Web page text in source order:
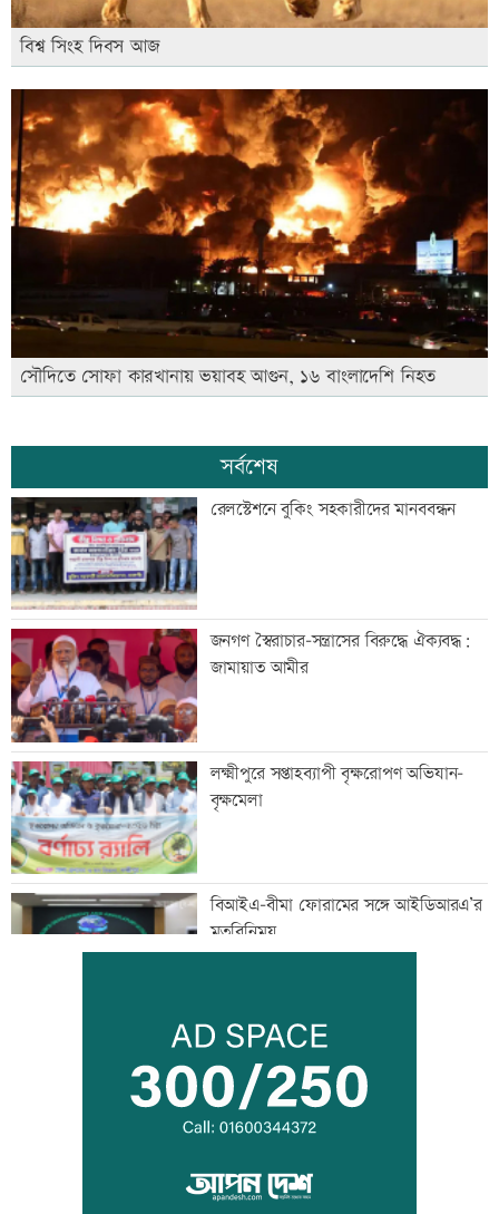
বিশ্ব সিংহ দিবস আজ
সৌদিতে সোফা কারখানায় ভয়াবহ আগুন, ১৬ বাংলাদেশি নিহত
সর্বশেষ
রেলস্টেশনে বুকিং সহকারীদের মানববন্ধন
জনগণ স্বৈরাচার-সন্ত্রাসের বিরুদ্ধে ঐক্যবদ্ধ:
জামায়াত আমীর
লক্ষ্মীপুরে সপ্তাহব্যাপী বৃক্ষরোপণ অভিযান-
বৃক্ষমেলা
বিআইএ-বীমা ফোরামের সঙ্গে আইডিআরএ’র
মতবিনিময়
ঘুমন্ত ব্যক্তিকে জবাইয়ের চেষ্টা
সীমান্তে ৭৮ লাখ টাকার মাদকসহ আটক ২